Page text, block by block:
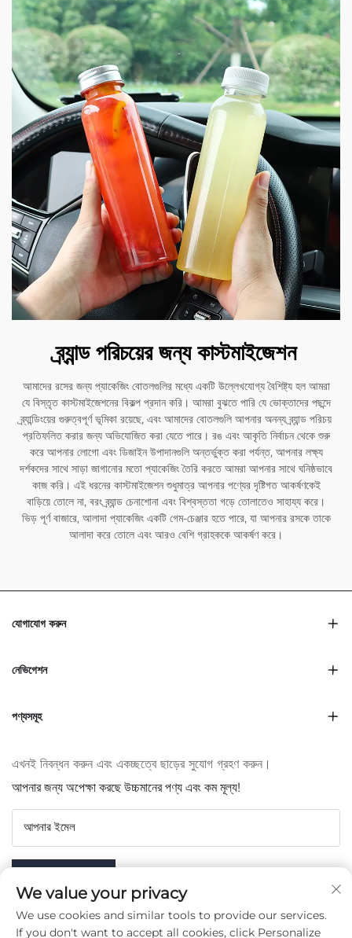
ব্র্যান্ড পরিচয়ের জন্য কাস্টমাইজেশন
আমাদের রসের জন্য প্যাকেজিং বোতলগুলির মধ্যে একটি উল্লেখযোগ্য বৈশিষ্ট্য হল আমরা
যে বিস্তৃত কাস্টমাইজেশনের বিকল্প প্রদান করি। আমরা বুঝতে পারি যে ভোক্তাদের পছন্দে
ব্র্যান্ডিংয়ের গুরুত্বপূর্ণ ভূমিকা রয়েছে, এবং আমাদের বোতলগুলি আপনার অনন্য ব্র্যান্ড পরিচয়
প্রতিফলিত করার জন্য অভিযোজিত করা যেতে পারে। রঙ এবং আকৃতি নির্বাচন থেকে শুরু
করে আপনার লোগো এবং ডিজাইন উপাদানগুলি অন্তর্ভুক্ত করা পর্যন্ত, আপনার লক্ষ্য
দর্শকদের সাথে সাড়া জাগানোর মতো প্যাকেজিং তৈরি করতে আমরা আপনার সাথে ঘনিষ্ঠভাবে
কাজ করি। এই ধরনের কাস্টমাইজেশন শুধুমাত্র আপনার পণ্যের দৃষ্টিগত আকর্ষণকেই
বাড়িয়ে তোলে না, বরং ব্র্যান্ড চেনাশোনা এবং বিশ্বস্ততা গড়ে তোলাতেও সাহায্য করে।
ভিড় পূর্ণ বাজারে, আলাদা প্যাকেজিং একটি গেম-চেঞ্জার হতে পারে, যা আপনার রসকে তাকে
আলাদা করে তোলে এবং আরও বেশি গ্রাহককে আকর্ষণ করে।
যোগাযোগ করুন
নেভিগেশন
পণ্যসমূহ
এখনই নিবন্ধন করুন এবং একচ্ছত্বে ছাড়ের সুযোগ গ্রহণ করুন।
আপনার জন্য অপেক্ষা করছে উচ্চমানের পণ্য এবং কম মূল্য!
আপনার ইমেল
We value your privacy
We use cookies and similar tools to provide our services.
If you don't want to accept all cookies, click Personalize